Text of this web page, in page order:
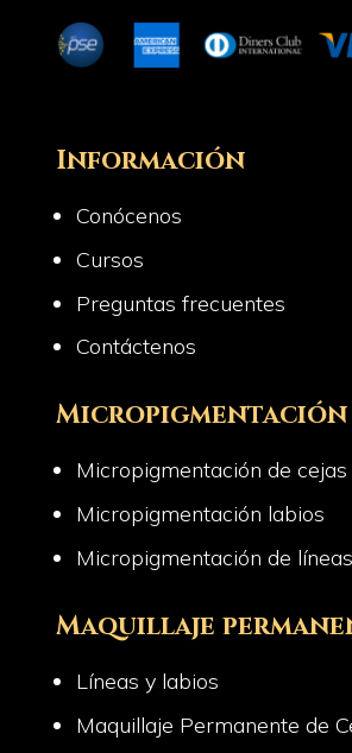
Información
Conócenos
Cursos
Preguntas frecuentes
Contáctenos
Micropigmentación
Micropigmentación de cejas
Micropigmentación labios
Micropigmentación de
Maquillaje
Líneas y labios
Maquillaje Permanente de